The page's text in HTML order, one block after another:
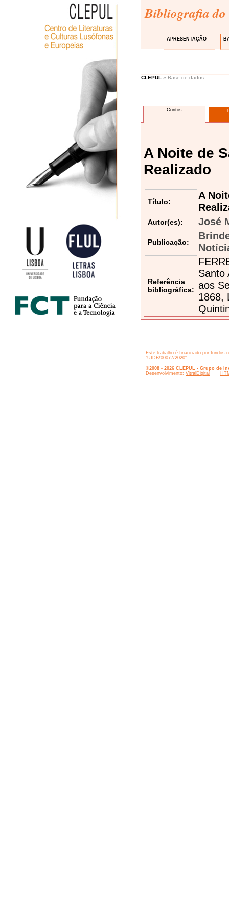
Bibliografia do
APRESENTAÇÃO
CLEPUL » Base de dados
Contos
A Noite de
Realizado
Título:
A
Autor(es): José
Publicação:
Referência
bibliográfica:
Santo
aos
1868,
Este trabalho é financiado por fundos
“UIDB/00077/2020”
©2008 - 2026 CLEPUL - Grupo de
Desenvolvimento: VitralDigital